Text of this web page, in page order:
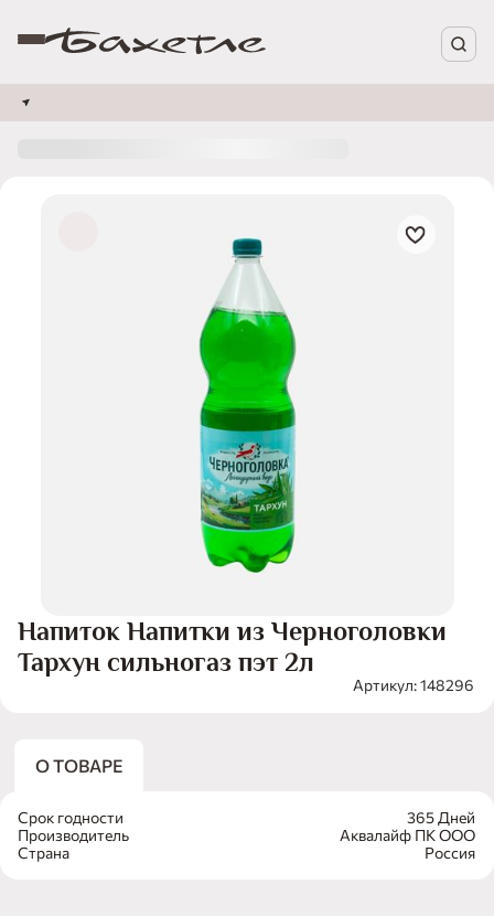
Напиток Напитки из Черноголовки
Тархун сильногаз пэт 2л
Артикул: 148296
О ТОВАРЕ
Срок годности
365 Дней
Производитель
Аквалайф ПК ООО
Страна
Россия